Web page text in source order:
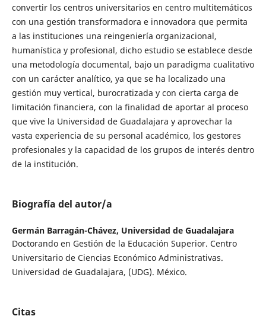
convertir los centros universitarios en centro multitemáticos
con una gestión transformadora e innovadora que permita
a las instituciones una reingeniería organizacional,
humanística y profesional, dicho estudio se establece desde
una metodología documental, bajo un paradigma cualitativo
con un carácter analítico, ya que se ha localizado una
gestión muy vertical, burocratizada y con cierta carga de
limitación financiera, con la finalidad de aportar al proceso
que vive la Universidad de Guadalajara y aprovechar la
vasta experiencia de su personal académico, los gestores
profesionales y la capacidad de los grupos de interés dentro
de la institución.
Biografía del autor/a
Germán Barragán-Chávez, Universidad de Guadalajara
Doctorando en Gestión de la Educación Superior. Centro
Universitario de Ciencias Económico Administrativas.
Universidad de Guadalajara, (UDG). México.
Citas